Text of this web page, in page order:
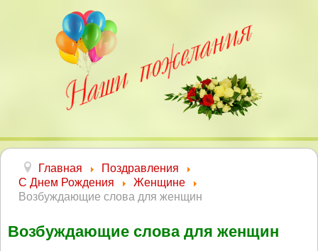
Главная
Поздравления
С Днем Рождения
Женщине
Возбуждающие слова для женщин
Возбуждающие слова для женщин